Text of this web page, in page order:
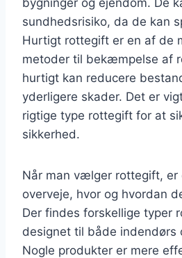
sundhedsrisiko, da de kan
Hurtigt rottegift er en af de
metoder til bekæmpelse af
hurtigt kan reducere
yderligere skader. Det er
rigtige type rottegift for at
sikkerhed.
Når man vælger rottegift,
overveje, hvor og hvordan
Der findes forskellige typer
designet til både indendørs
Nogle produkter er mere